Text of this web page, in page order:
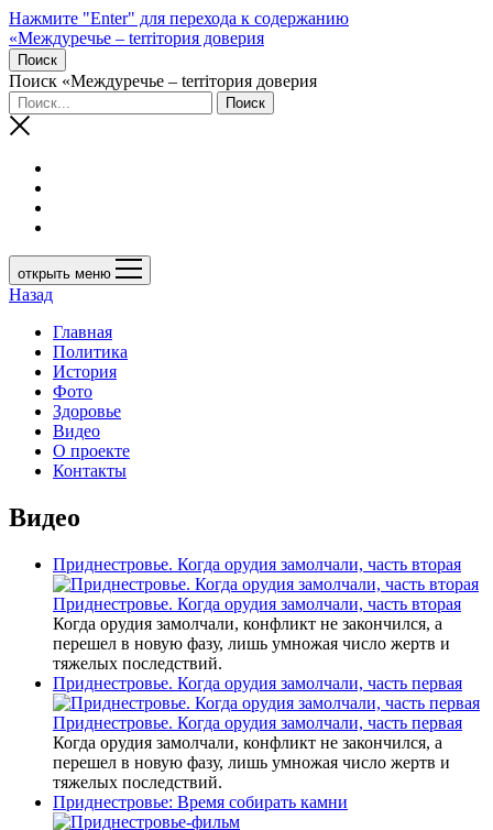
Нажмите "Enter" для перехода к содержанию
«Междуречье – terriтория доверия
Поиск
Поиск «Междуречье – terriтория доверия
открыть меню
Назад
Главная
Политика
История
Фото
Здоровье
Видео
О проекте
Контакты
Видео
Приднестровье. Когда орудия замолчали, часть вторая
Приднестровье. Когда орудия замолчали, часть вторая
Когда орудия замолчали, конфликт не закончился, а
перешел в новую фазу, лишь умножая число жертв и
тяжелых последствий.
Приднестровье. Когда орудия замолчали, часть первая
Приднестровье. Когда орудия замолчали, часть первая
Когда орудия замолчали, конфликт не закончился, а
перешел в новую фазу, лишь умножая число жертв и
тяжелых последствий.
Приднестровье: Время собирать камни